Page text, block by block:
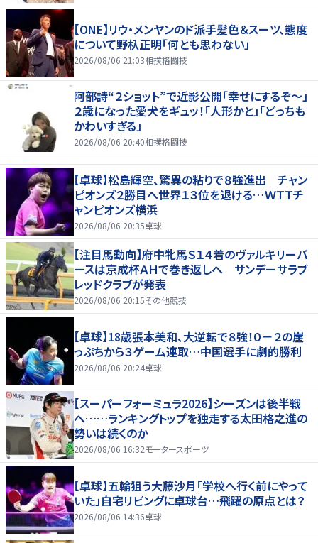
【ONE】リウ・メンヤンのド派手髪色＆スーツ、態度
について野杁正明「何とも思わない」
2026/08/06 21:03相撲格闘技
阿部詩“２ショット”で近影公開「幸せにするぞ〜」
２歳になった愛犬をギュッ！「人形かと」「どっちも
かわいすぎる」
2026/08/06 20:40相撲格闘技
【卓球】松島輝空、驚異の粘りで８強進出 チャン
ピオンズ２勝目へ世界１３位を退ける…ＷＴＴチ
ャンピオンズ横浜
2026/08/06 20:35卓球
【注目馬動向】府中牝馬Ｓ１４着のヴァルキリーバ
ースは京成杯ＡＨで巻き返しへ サンデーサラブ
レッドクラブが発表
2026/08/06 20:15その他競技
【卓球】18歳張本美和、大逆転で８強！０－２の崖
っぷちから３ゲーム連取…中国選手に劇的勝利
2026/08/06 20:24卓球
【スーパーフォーミュラ2026】シーズンは後半戦
へ……ランキングトップを独走する太田格之進の
勢いは続くのか
2026/08/06 16:32モータースポーツ
【卓球】五輪狙う大藤沙月「学校へ行く前にやって
いた」自宅リビングに卓球台…飛躍の原点とは？
2026/08/06 14:36卓球